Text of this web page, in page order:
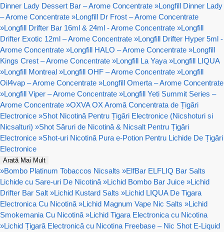
Dinner Lady Dessert Bar – Arome Concentrate »Longfill Dinner Lady
– Arome Concentrate »Longfill Dr Frost – Arome Concentrate
»Longfill Drifter Bar 16ml & 24ml - Arome Concentrate »Longfill
Drifter Exotic 12ml – Arome Concentrate »Longfill Drifter Hyper 5ml -
Arome Concentrate »Longfill HALO – Arome Concentrate »Longfill
Kings Crest – Arome Concentrate »Longfill La Yaya »Longfill LIQUA
»Longfill Montreal »Longfill OHF – Arome Concentrate »Longfill
Oil4vap – Arome Concentrate »Longfill Omerta – Arome Concentrate
»Longfill Viper – Arome Concentrate »Longfill Yeti Summit Series –
Arome Concentrate »OXVA OX Aromă Concentrata de Țigări
Electronice »Shot Nicotină Pentru Țigări Electronice (Nicshoturi si
Nicsalturi) »Shot Săruri de Nicotină & Nicsalt Pentru Țigări
Electronice »Shot-uri Nicotină Pura e-Potion Pentru Lichide De Țigări
Electronice
Arată Mai Mult
»Bombo Platinum Tobaccos Nicsalts »ElfBar ELFLIQ Bar Salts
Lichide cu Sare-uri De Nicotină »Lichid Bombo Bar Juice »Lichid
Drifter Bar Salt »Lichid Kustard Salts »Lichid LIQUA De Tigara
Electronica Cu Nicotină »Lichid Magnum Vape Nic Salts »Lichid
Smokemania Cu Nicotină »Lichid Tigara Electronica cu Nicotina
»Lichid Țigară Electronică cu Nicotina Freebase – Nic Shot E-Liquid